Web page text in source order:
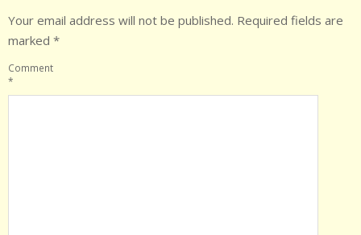
Your email address will not be published. Required fields are
marked *
Comment
*